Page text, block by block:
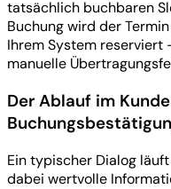
tatsächlich buchbaren
Buchung wird der
Ihrem System reserviert
manuelle
Der Ablauf im
Ein typischer Dialog
dabei wertvolle